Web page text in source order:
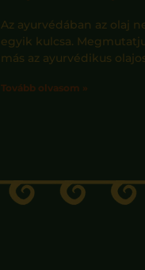
Az ayurvédában az olaj
egyik kulcsa.
más az ayurvédikus
Tovább olvasom »